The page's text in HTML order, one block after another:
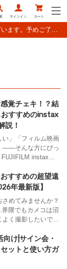
サインイン カート
覚チェキ！？結
すすめのinstax
説！
い」「フィルム映画
——そんな方にぴっ
instax
メラ。動画撮影・
3役をこなしなが
すすめの超望遠
年最新版】
めてみませんか？
隈でもカメコは沼
く撮影したいです
box; } .ww-came...
向け|サイン会・
ットと使い方ガ